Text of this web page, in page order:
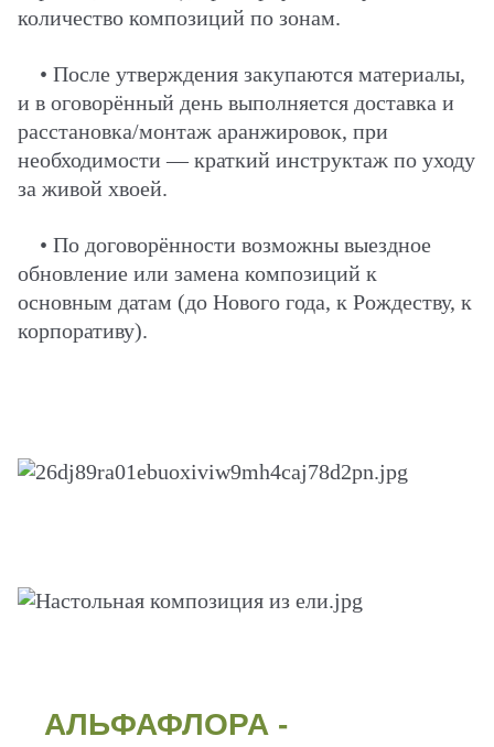
количество композиций по зонам.
• После утверждения закупаются материалы,
и в оговорённый день выполняется доставка и
расстановка/монтаж аранжировок, при
необходимости — краткий инструктаж по уходу
за живой хвоей.
• По договорённости возможны выездное
обновление или замена композиций к
основным датам (до Нового года, к Рождеству, к
корпоративу).
АЛЬФАФЛОРА -